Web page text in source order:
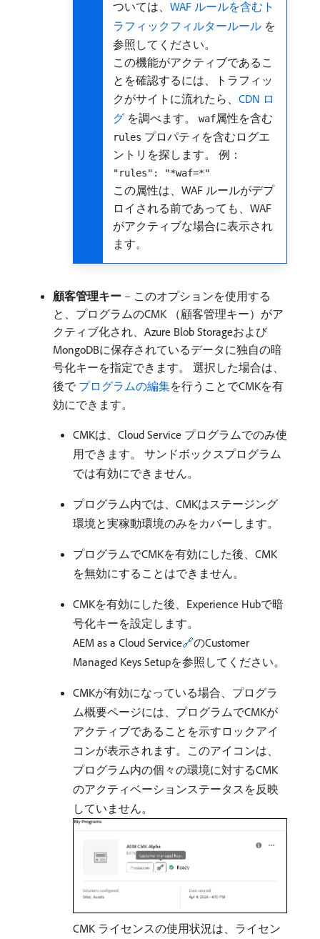
ついては、 WAF ルールを含むト
ラフィックフィルタールール ​ を
参照してください。
この機能がアクティブであるこ
とを確認するには、トラフィッ
クがサイトに流れたら、 CDN ロ
グ ​ を調べます。 waf属性を含む
rules プロパティを含むログエ
ントリを探します。 例：
"rules": "*waf=*"
この属性は、WAF ルールがデプ
ロイされる前であっても、WAF
がアクティブな場合に表示され
ます。
顧客管理キー – このオプションを使用する
と、プログラムのCMK （顧客管理キー）がア
クティブ化され、Azure Blob Storageおよび
MongoDBに保存されているデータに独自の暗
号化キーを指定できます。 選択した場合は、
後で ​ プログラムの編集を行うことでCMKを有
効にできます。
CMKは、Cloud Service プログラムでのみ使
用できます。 サンドボックスプログラム
では有効にできません。
プログラム内では、CMKはステージング
環境と実稼動環境のみをカバーします。
プログラムでCMKを有効にした後、CMK
を無効にすることはできません。
CMKを有効にした後、Experience Hubで暗
号化キーを設定します。
AEM as a Cloud Service🔗のCustomer
Managed Keys Setupを参照してください。
CMKが有効になっている場合、プログラ
ム概要ページには、プログラムでCMKが
アクティブであることを示すロックアイ
コンが表示されます。このアイコンは、
プログラム内の個々の環境に対するCMK
のアクティベーションステータスを反映
していません。
CMK ライセンスの使用状況は、ライセン